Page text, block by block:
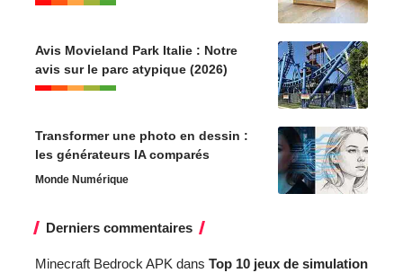
Avis Movieland Park Italie : Notre
avis sur le parc atypique (2026)
Transformer une photo en dessin :
les générateurs IA comparés
Monde Numérique
Derniers commentaires
Minecraft Bedrock APK dans Top 10 jeux de simulation